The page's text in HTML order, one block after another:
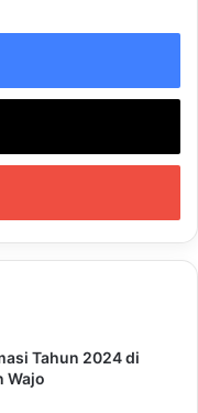
Tahun 2024 di
Wajo